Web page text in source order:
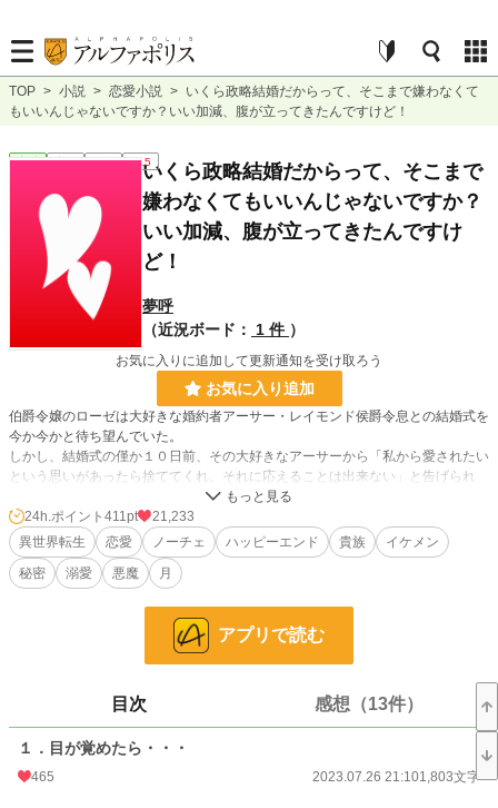
TOP > 小説 > 恋愛小説 > いくら政略結婚だからって、そこまで嫌わなくて
もいいんじゃないですか？いい加減、腹が立ってきたんですけど！
恋愛 完結 長編 R15いくら政略結婚だからって、そこまで
嫌わなくてもいいんじゃないですか？
いい加減、腹が立ってきたんですけ
ど！
夢呼
（近況ボード：
1 件 ）
お気に入りに追加して更新通知を受け取ろう
お気に入り追加
伯爵令嬢のローゼは大好きな婚約者アーサー・レイモンド侯爵令息との結婚式を
今か今かと待ち望んでいた。
しかし、結婚式の僅か１０日前、その大好きなアーサーから「私から愛されたい
という思いがあったら捨ててくれ。それに応えることは出来ない」と告げられ
ローゼはその言葉にショックを受け、熱を出し寝込んでしまう。数日間うなされ
続け、やっと目を覚ました。前世の記憶と共に・・・。
愛されることは無いと分かっていても、覆すことが出来ないのが貴族間の政略結
いくら政略結婚といえども、親に孫を見せてあげて親孝行をしたいという願いを
持つローゼは、何とかアーサーに振り向いてもらおうと頑張るが、鉄壁のアーサ
一体私の何が気に入らないんだか。そこまで嫌わなくてもいいんじゃないんです
かね！いい加減腹立つわっ！
24h.ポイント 411pt
21,233
異世界転生
恋愛 ノーチェ ハッピーエンド 貴族
イケメン
秘密
溺愛 悪魔 月
アプリで読む
目次 感想（13件）
１．目が覚めたら・・・
465 2023.07.26 21:101,803文字